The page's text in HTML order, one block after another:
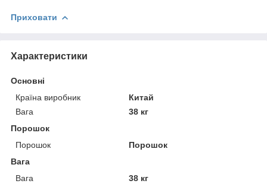
Приховати
Характеристики
Основні
Країна виробник
Китай
Вага
38 кг
Порошок
Порошок
Порошок
Вага
Вага
38 кг